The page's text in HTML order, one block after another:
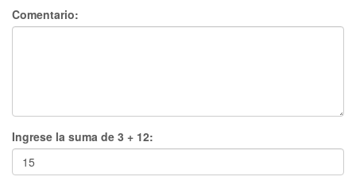
Comentario:
Ingrese la suma de 3 + 12: